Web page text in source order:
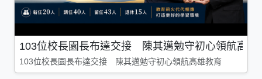
103位校長園長布達交接 陳其邁勉守初心領航高雄
103位校長園長布達交接 陳其邁勉守初心領航高雄教育